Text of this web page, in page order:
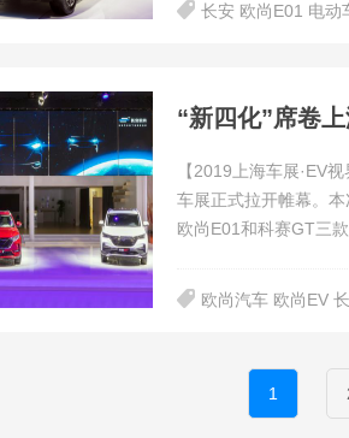
长安 欧尚E01 电动
【2019上海车展·EV
车展正式拉开帷幕。
欧尚E01和科赛GT三
欧尚汽车 欧尚EV
1